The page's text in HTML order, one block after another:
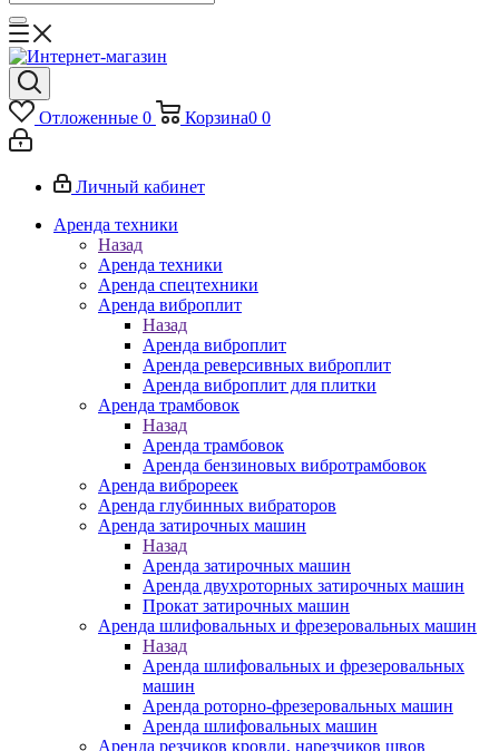
Отложенные 0 Корзина0 0
Личный кабинет
Аренда техники
Назад
Аренда техники
Аренда спецтехники
Аренда виброплит
Назад
Аренда виброплит
Аренда реверсивных виброплит
Аренда виброплит для плитки
Аренда трамбовок
Назад
Аренда трамбовок
Аренда бензиновых вибротрамбовок
Аренда виброреек
Аренда глубинных вибраторов
Аренда затирочных машин
Назад
Аренда затирочных машин
Аренда двухроторных затирочных машин
Прокат затирочных машин
Аренда шлифовальных и фрезеровальных машин
Назад
Аренда шлифовальных и фрезеровальных
машин
Аренда роторно-фрезеровальных машин
Аренда шлифовальных машин
Аренда резчиков кровли, нарезчиков швов